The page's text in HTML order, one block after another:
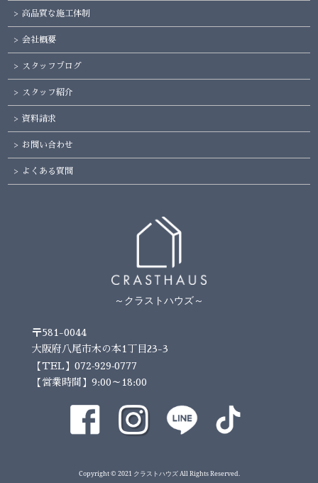
高品質な施工体制
会社概要
スタッフブログ
スタッフ紹介
資料請求
お問い合わせ
よくある質問
～クラストハウズ～
〒581-0044
大阪府八尾市木の本1丁目23-3
【TEL】072-929-0777
【営業時間】9:00～18:00
Copyright © 2021 クラストハウズ All Rights Reserved.